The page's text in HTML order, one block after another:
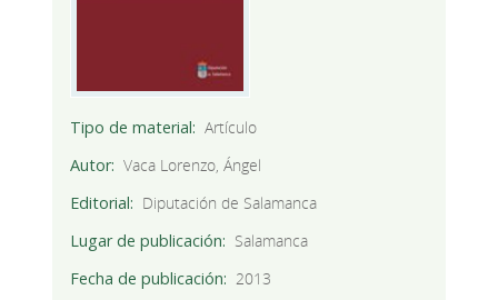
Tipo de material
Artículo
Autor
Vaca Lorenzo, Ángel
Editorial
Diputación de Salamanca
Lugar de publicación
Salamanca
Fecha de publicación
2013